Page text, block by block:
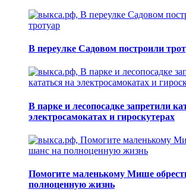
В переулке Садовом построили
В парке и лесопосадке запретили
электросамокатах и гироскутерах
Помогите маленькому Мише
полноценную жизнь